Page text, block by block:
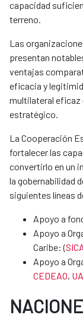
capacidad
terreno.
Las
presentan
ventajas
eficacia y
multilateral eficaz
estratégico.
La Cooperación
fortalecer las
convertirlo en un
la gobernabilidad
siguientes líneas
Apoyo a
Apoyo a
Caribe: (
Apoyo a
CEDEAO,